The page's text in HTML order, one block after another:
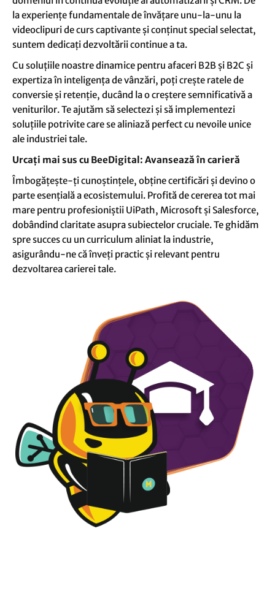
la experiențe fundamentale de învățare unu-la-unu la
videoclipuri de curs captivante și conținut special selectat,
suntem dedicați dezvoltării continue a ta.
Cu soluțiile noastre dinamice pentru afaceri B2B și B2C și
expertiza în inteligența de vânzări, poți crește ratele de
conversie și retenție, ducând la o creștere semnificativă a
veniturilor. Te ajutăm să selectezi și să implementezi
soluțiile potrivite care se aliniază perfect cu nevoile unice
ale industriei tale.
Urcați mai sus cu BeeDigital: Avansează în carieră
Îmbogățește-ți cunoștințele, obține certificări și devino o
parte esențială a ecosistemului. Profită de cererea tot mai
mare pentru profesioniștii UiPath, Microsoft și Salesforce,
dobândind claritate asupra subiectelor cruciale. Te ghidăm
spre succes cu un curriculum aliniat la industrie,
asigurându-ne că înveți practic și relevant pentru
dezvoltarea carierei tale.